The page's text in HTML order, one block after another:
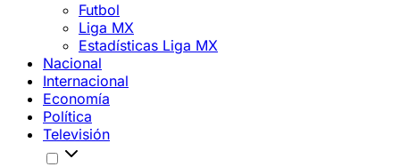
Futbol
Liga MX
Estadísticas Liga MX
Nacional
Internacional
Economía
Política
Televisión